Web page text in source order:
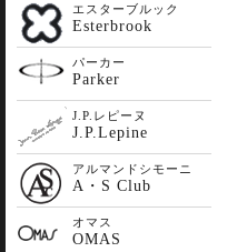
エスターブルック
Esterbrook
パーカー
Parker
J.P.レピーヌ
J.P.Lepine
アルマンドシモーニ
A・S Club
オマス
OMAS